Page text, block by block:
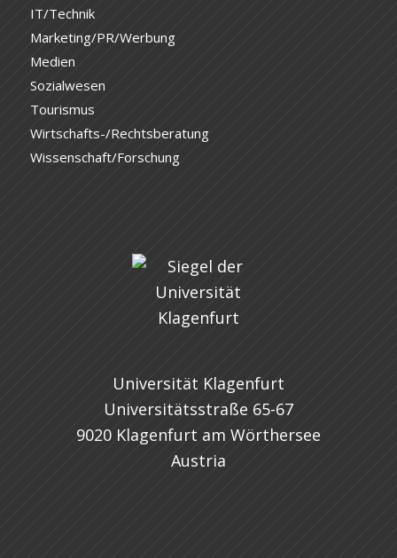
IT/Technik
Marketing/PR/Werbung
Medien
Sozialwesen
Tourismus
Wirtschafts-/Rechtsberatung
Wissenschaft/Forschung
Universität Klagenfurt
Universitätsstraße 65-67
9020 Klagenfurt am Wörthersee
Austria